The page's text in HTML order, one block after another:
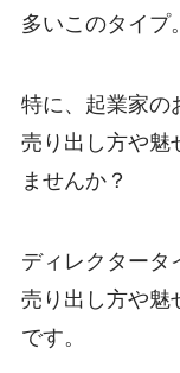
多いこのタイプ。
特に、起業家の
売り出し方や魅
ませんか？
ディレクタータ
売り出し方や魅
です。